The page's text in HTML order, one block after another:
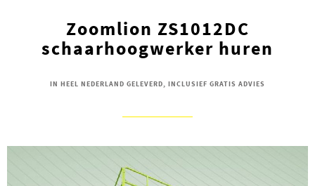
Zoomlion ZS1012DC
schaarhoogwerker huren
IN HEEL NEDERLAND GELEVERD, INCLUSIEF GRATIS ADVIES